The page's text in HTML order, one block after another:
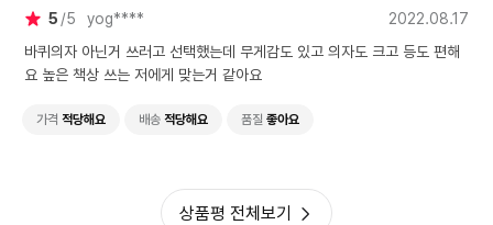
5 5 yog****
2022.08.17
바퀴의자 아닌거 쓰러고 선택했는데 무게감도 있고 의자도 크고 등도 편해
요 높은 책상 쓰는 저에게 맞는거 같아요
가격 적당해요 배송 적당해요 품질 좋아요
상품평 전체보기